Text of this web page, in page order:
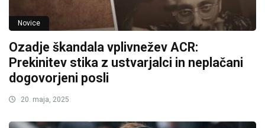
Novice
Ozadje škandala vplivnežev ACR:
Prekinitev stika z ustvarjalci in neplačani
dogovorjeni posli
20. maja, 2025